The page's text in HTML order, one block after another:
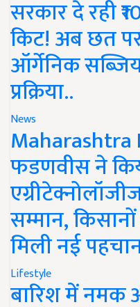
सरकार दे रही
किट! अब छत
ऑर्गेनिक
प्रक्रिया..
News
Maharashtra
फडणवीस ने
सम्मान,
मिली नई
Lifestyle
बारिश में नमक